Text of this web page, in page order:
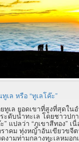
เล หรือ “ทูเลโค๊ะ”
ทูเล ยอดเขาที่สูงที่สุดในอ
ะดับน้ำทะเล โดยชาวปก
” แปลว่า “ภูเขาสีทอง” เ
าคม ทุ่งหญ้าอันเขียวขจี
งามท่ามกลางทะเลหมอ